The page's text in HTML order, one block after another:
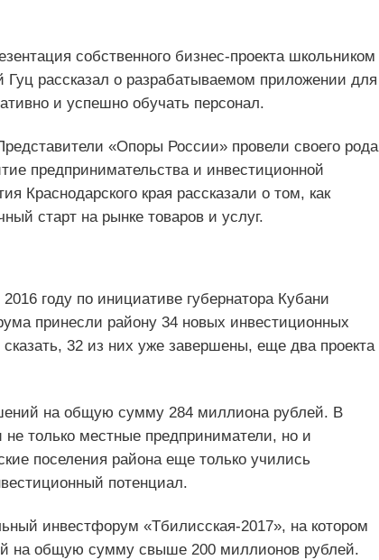
собственного бизнес-проекта школьником
Гуц рассказал о разрабатываемом приложении для
и успешно обучать персонал.
«Опоры России» провели своего рода
предпринимательства и инвестиционной
Краснодарского края рассказали о том, как
старт на рынке товаров и услуг.
году по инициативе губернатора Кубани
принесли району 34 новых инвестиционных
32 из них уже завершены, еще два проекта
на общую сумму 284 миллиона рублей. В
только местные предприниматели, но и
поселения района еще только учились
потенциал.
инвестфорум «Тбилисская-2017», на котором
на общую сумму свыше 200 миллионов рублей.